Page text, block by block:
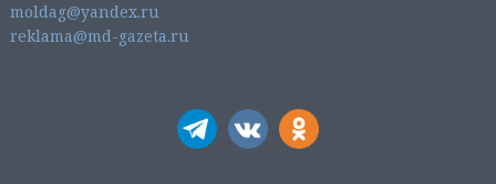
moldag@yandex.ru
reklama@md-gazeta.ru